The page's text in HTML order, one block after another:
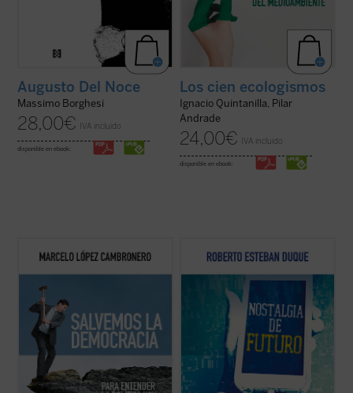
Augusto Del Noce
Massimo Borghesi
28,00€ IVA incluido
disponible en ebook:
Los cien ecologismos
Ignacio Quintanilla, Pilar
Andrade
24,00€ IVA incluido
disponible en ebook:
Un breve y muy efectivo texto filosófico-
político, donde reflexiones ordenadas
las sociedades, el papel de las ideologías y
la nueva forma de hacer la ...
Roberto Esteban Duque aporta un
recorrido exhaustivo y escalofriante de
últimos años, dejando claras las peligrosas
intenciones de los transhumanistas: «crear
en el sentido que se quiera la propia ...
(ver